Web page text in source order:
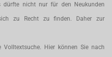
dürfte nicht nur für den Neukunden
zu Recht zu finden. Daher zur
Hier können Sie nach